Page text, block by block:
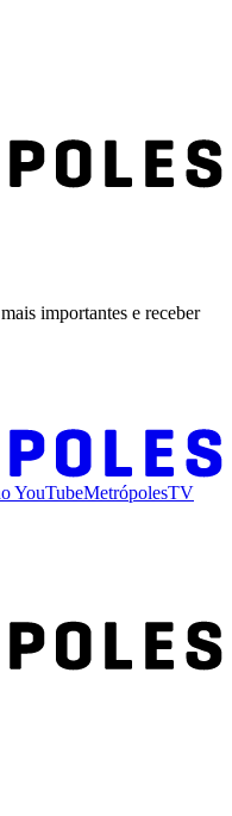
importantes e receber
YouTubeMetrópolesTV